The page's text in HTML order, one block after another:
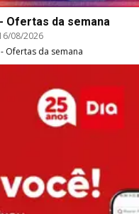
Ofertas da semana
08/2026
Ofertas da semana